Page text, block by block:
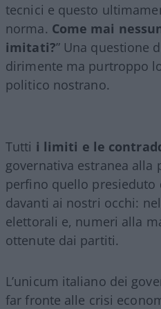
tecnici e questo
norma. Come mai
imitati?” Una questione
dirimente ma purtroppo
politico nostrano.
Tutti i limiti e le
governativa estranea alla
perfino quello presieduto
davanti ai nostri occhi:
elettorali e, numeri alla
ottenute dai partiti.
L’unicum italiano dei
far fronte alle crisi